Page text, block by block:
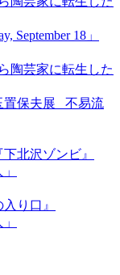
September 18」
陶芸家に転生した
保夫展 _不易流
北沢ゾンビ』
り口』